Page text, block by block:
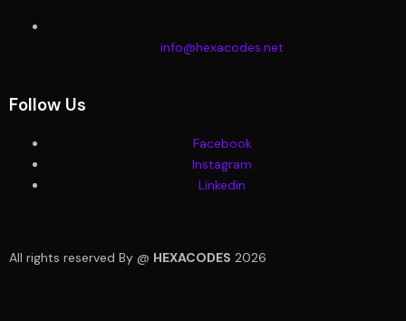
info@hexacodes.net
Follow Us
Facebook
Instagram
Linkedin
All rights reserved By @ HEXACODES 2026